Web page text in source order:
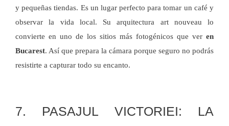
y pequeñas tiendas. Es un lugar perfecto para tomar un café y
observar la vida local. Su arquitectura art nouveau lo
convierte en uno de los sitios más fotogénicos que ver en
Bucarest. Así que prepara la cámara porque seguro no podrás
resistirte a capturar todo su encanto.
7. PASAJUL VICTORIEI: LA